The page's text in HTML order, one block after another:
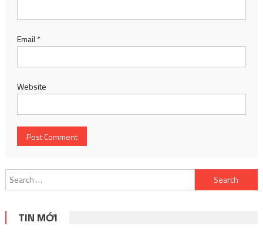
Email *
Website
Search
for:
TIN MỚI